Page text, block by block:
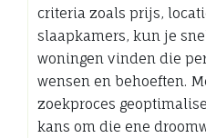
criteria zoals prijs,
slaapkamers, kun je
woningen vinden die
wensen en behoeften.
zoekproces
kans om die ene